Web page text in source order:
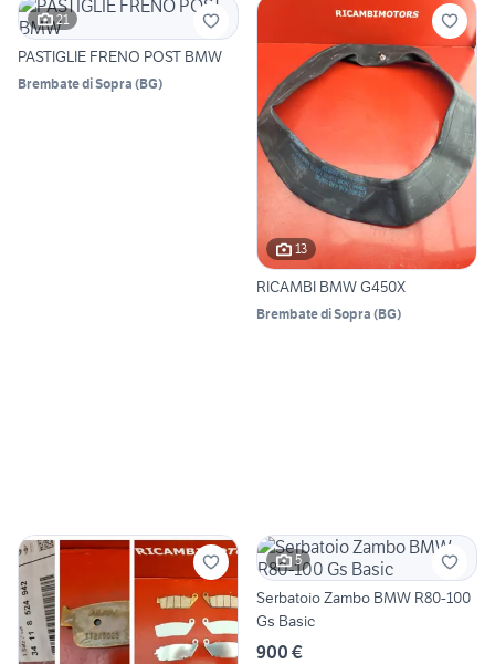
21
PASTIGLIE FRENO POST BMW
Brembate di Sopra (BG)
13
RICAMBI BMW G450X
Brembate di Sopra (BG)
5
Serbatoio Zambo BMW R80-100
Gs Basic
900 €